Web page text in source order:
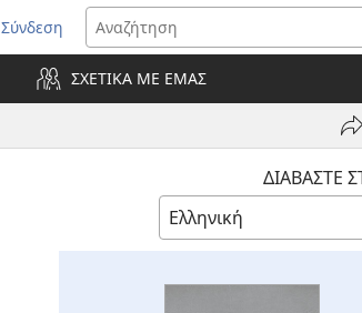
Σύνδεση
(ανοίγει
νέο
παράθυρο)ΣΧΕΤΙΚΑ ΜΕ ΕΜΑΣ
ΔΙΑΒΑΣΤΕ